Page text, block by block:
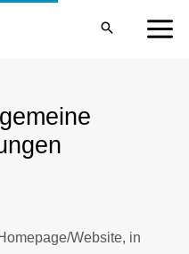
Website, in